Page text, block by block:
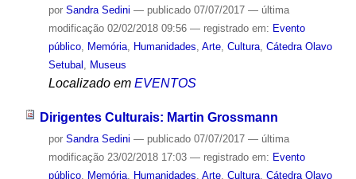
por Sandra Sedini — publicado07/07/2017 — última
modificação02/02/2018 09:56 — registrado em: Evento
público, Memória, Humanidades, Arte, Cultura, Cátedra Olavo
Setubal , Museus
Localizado em EVENTOS
Dirigentes Culturais: Martin Grossmann
por Sandra Sedini — publicado07/07/2017 — última
modificação23/02/2018 17:03 — registrado em: Evento
público, Memória, Humanidades, Arte, Cultura, Cátedra Olavo